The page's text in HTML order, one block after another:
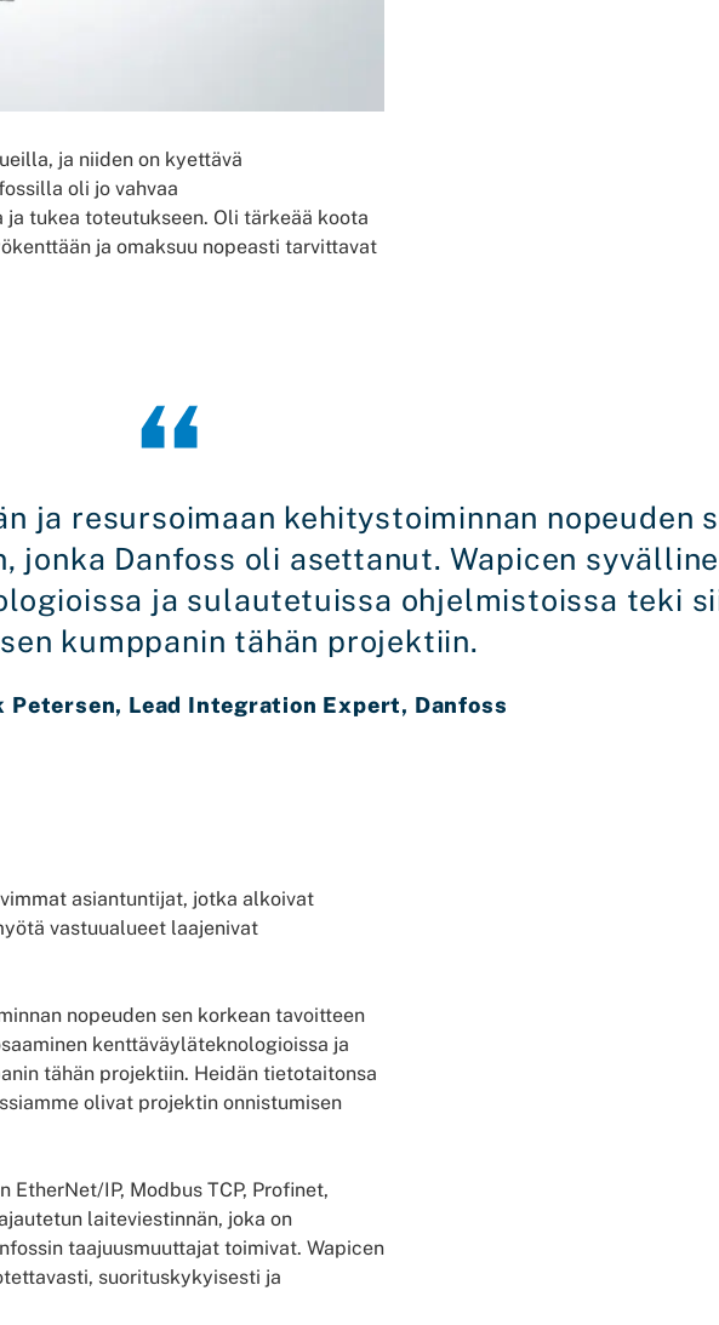
ja niiden on kyettävä
oli jo vahvaa
tukea toteutukseen. Oli tärkeää koota
ja omaksuu nopeasti tarvittavat
ja resursoimaan kehitystoiminnan nopeuden
jonka Danfoss oli asettanut. Wapicen
ja sulautetuissa ohjelmistoissa teki
kumppanin tähän projektiin.
Petersen, Lead Integration Expert, Danfoss
asiantuntijat, jotka alkoivat
vastuualueet laajenivat
nopeuden sen korkean tavoitteen
kenttäväyläteknologioissa ja
tähän projektiin. Heidän tietotaitonsa
olivat projektin onnistumisen
IP, Modbus TCP, Profinet,
laiteviestinnän, joka on
taajuusmuuttajat toimivat. Wapicen
suorituskykyisesti ja